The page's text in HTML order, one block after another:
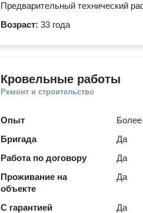
Предварительный технический
Возраст: 33 года
Кровельные работы
Ремонт и строительство
Опыт
Бригада
Да
Работа по договору
Да
Проживание на
объекте
Да
С гарантией
Да